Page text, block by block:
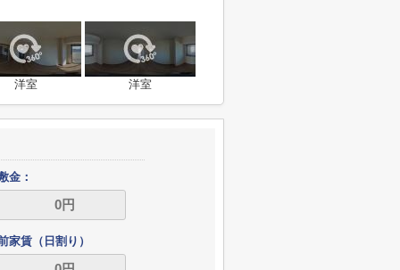
洋室 洋室
金：
家賃（日割り）